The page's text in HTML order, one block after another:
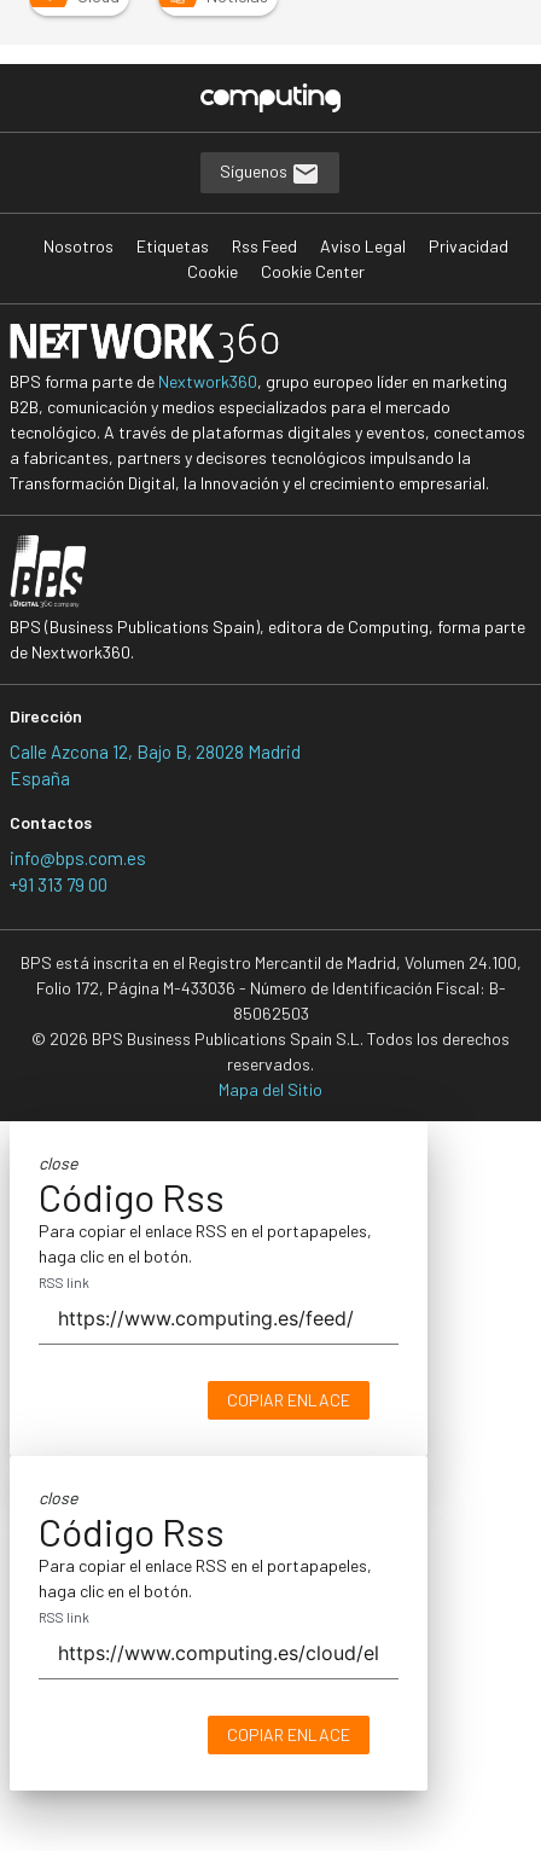
Síguenos
Nosotros Etiquetas Rss Feed Aviso Legal
Privacidad
Cookie
Cookie Center
BPS forma parte de Nextwork360, grupo europeo líder en marketing
B2B, comunicación y medios especializados para el mercado
tecnológico. A través de plataformas digitales y eventos, conectamos
a fabricantes, partners y decisores tecnológicos impulsando la
Transformación Digital, la Innovación y el crecimiento empresarial.
BPS (Business Publications Spain), editora de Computing, forma parte
de Nextwork360.
Dirección
Calle Azcona 12, Bajo B, 28028 Madrid
España
Contactos
info@bps.com.es
+91 313 79 00
BPS está inscrita en el Registro Mercantil de Madrid, Volumen 24.100,
Folio 172, Página M-433036 - Número de Identificación Fiscal: B-
85062503
© 2026 BPS Business Publications Spain S.L. Todos los derechos
reservados.
Mapa del Sitio
close
Código Rss
Para copiar el enlace RSS en el portapapeles,
haga clic en el botón.
RSS link
COPIAR ENLACE
close
Código Rss
Para copiar el enlace RSS en el portapapeles,
haga clic en el botón.
RSS link
COPIAR ENLACE